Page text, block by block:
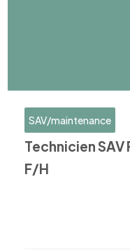
SAV/maintenance
Technicien
F/H